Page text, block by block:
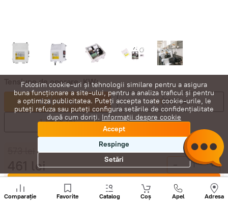
Tensiune de operare, KW:
0,8461 lei 1,1518 lei
1,5576 lei
lei - +
Cumpără acum
Comparație Favorite Catalog Coș Apel Adresa
Sunați
+
Folosim cookie-uri și tehnologii similare pentru a asigura
buna funcționare a site-ului, pentru a analiza traficul și pentru
a optimiza publicitatea. Puteți accepta toate cookie-urile, le
puteți refuza sau puteți configura setările de confidențialitate
după cum doriți. Informații despre cookie
Accept
Respinge
Setări